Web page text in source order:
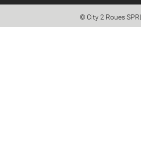
© City 2 Roues SPRL